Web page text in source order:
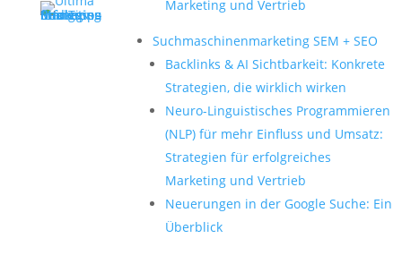
Marketing und Vertrieb
Suchmaschinenmarketing SEM + SEO
Backlinks & AI Sichtbarkeit: Konkrete
Strategien, die wirklich wirken
Neuro-Linguistisches Programmieren
(NLP) für mehr Einfluss und Umsatz:
Strategien für erfolgreiches
Marketing und Vertrieb
Neuerungen in der Google Suche: Ein
Überblick